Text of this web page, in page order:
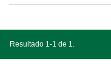
Resultado 1-1 de 1.